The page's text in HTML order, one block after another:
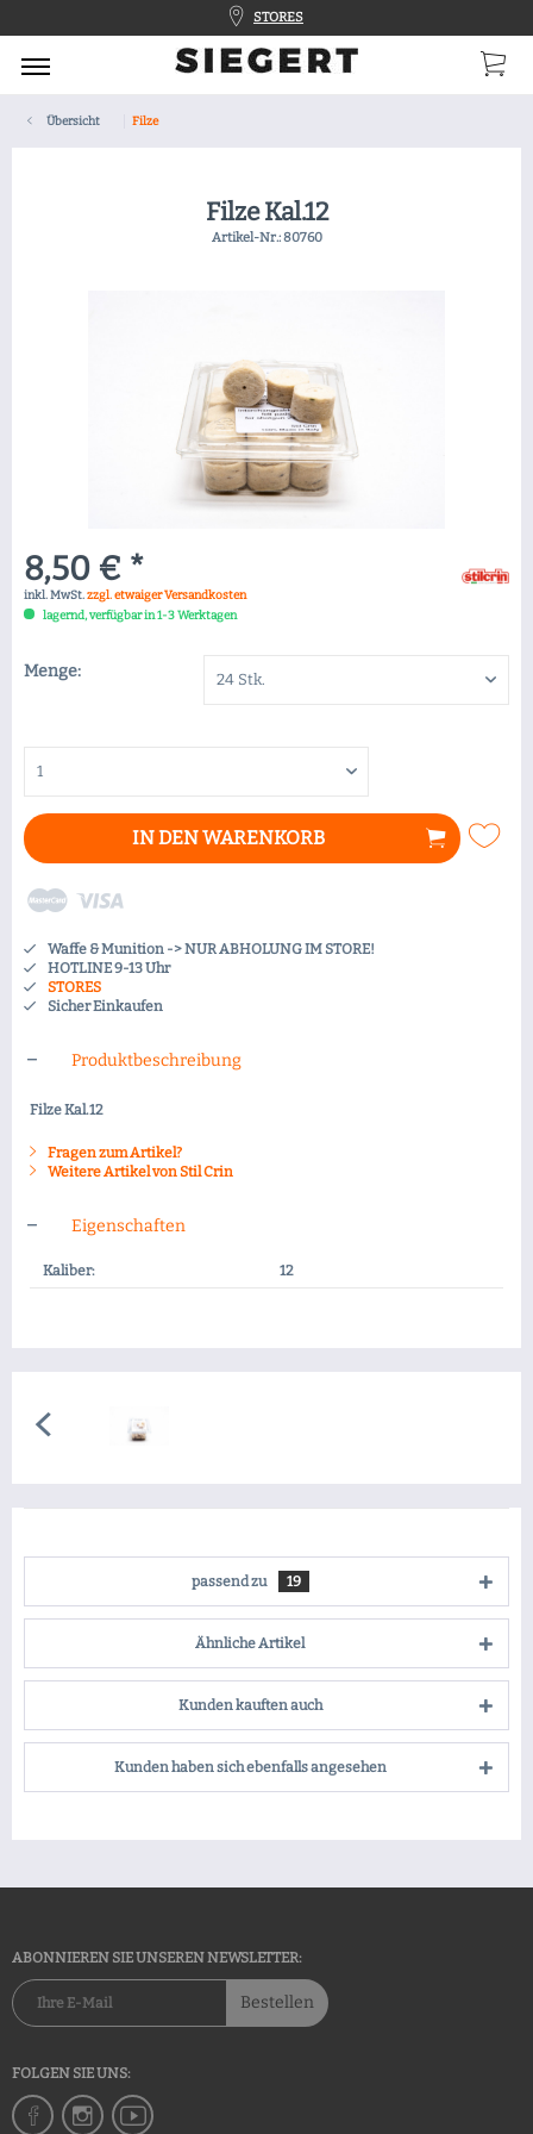
STORES
Übersicht Filze
Filze Kal.12
Artikel-Nr.:80760
8,50 € *
inkl. MwSt.zzgl. etwaiger Versandkosten
lagernd, verfügbar in 1-3 Werktagen
Menge:
IN DENWARENKORB
Waffe & Munition -> NUR ABHOLUNG IM STORE!
HOTLINE 9-13 Uhr
STORES
Sicher Einkaufen
Produktbeschreibung
Filze Kal.12
Fragen zum Artikel?
Weitere Artikel von Stil Crin
Eigenschaften
Kaliber: 12
passend zu 19
Ähnliche Artikel
Kunden kauften auch
Kunden haben sich ebenfalls angesehen
ABONNIEREN SIE UNSEREN NEWSLETTER:
Bestellen
FOLGEN SIE UNS: